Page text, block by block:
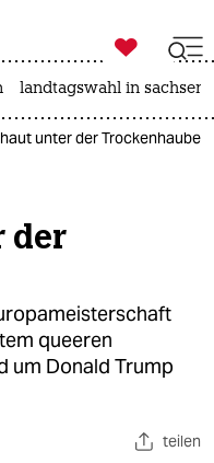

taz zahl ich
landtagswahl in
unter der Trockenhaube
der
queeren
um Donald Trump
teilen